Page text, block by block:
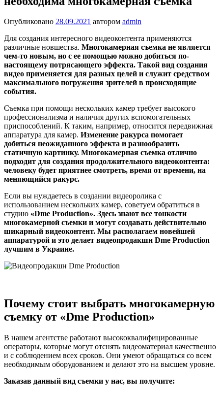
Опубликовано 28.09.2021 автором admin
Для создания интересного видеоконтента применяются
различные новшества. Многокамерная съемка не является
чем-то новым, но с ее помощью можно добиться по-
настоящему потрясающего эффекта. Такой вид создания
видео применяется для разных целей и служит средством
максимального погружения зрителей в происходящие
события.
Съемка при помощи нескольких камер требует высокого
профессионализма и наличия других вспомогательных
приспособлений. К таким, например, относится передвижная
аппаратура для камер. Изменение ракурса помогает
добиться неожиданного эффекта и разнообразить
статичную картинку. Многокамерная съемка отлично
подходит для создания продолжительного видеоконтента:
человеку будет приятнее смотреть, время от времени, на
меняющийся ракурс.
Если вы нуждаетесь в создании видеоролика с
использованием нескольких камер, советуем обратиться в
студию «Dme Production». Здесь знают все тонкости
многокамерной съемки и могут создавать действительно
шикарный видеоконтент. Мы располагаем новейшей
аппаратурой и это делает видеопродакшн Dme Production
лучшим в Украине.
Почему стоит выбрать многокамерную
съемку от «Dme Production»
В нашем агентстве работают высококвалифицированные
операторы, которые могут отснять видеоматериал качественно
и с соблюдением всех сроков. Они умеют обращаться со всем
необходимым оборудованием и делают это на высшем уровне.
Заказав данный вид съемки у нас, вы получите: